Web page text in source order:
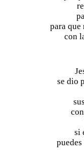
para que
con
se dio
si